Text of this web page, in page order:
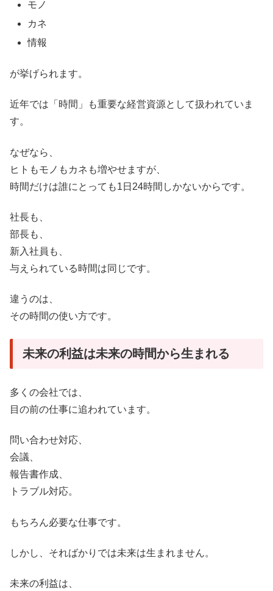
モノ
カネ
情報
が挙げられます。
近年では「時間」も重要な経営資源として扱われていま
す。
なぜなら、
ヒトもモノもカネも増やせますが、
時間だけは誰にとっても1日24時間しかないからです。
社長も、
部長も、
新入社員も、
与えられている時間は同じです。
違うのは、
その時間の使い方です。
未来の利益は未来の時間から生まれる
多くの会社では、
目の前の仕事に追われています。
問い合わせ対応、
会議、
報告書作成、
トラブル対応。
もちろん必要な仕事です。
しかし、そればかりでは未来は生まれません。
未来の利益は、